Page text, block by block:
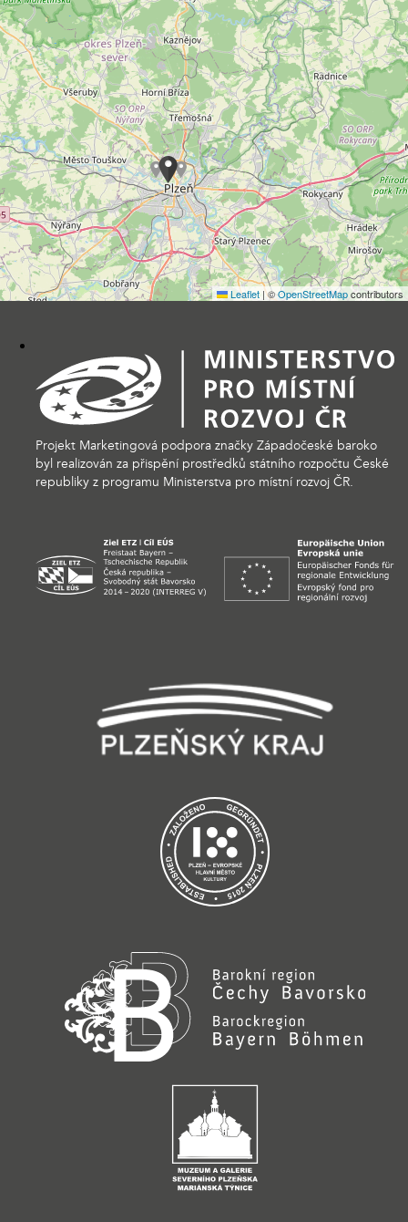
Leaflet |©OpenStreetMapcontributors
Projekt Marketingová podpora značky Západočeské baroko
byl realizován za přispění prostředků státního rozpočtu České
republiky z programu Ministerstva pro místní rozvoj ČR.